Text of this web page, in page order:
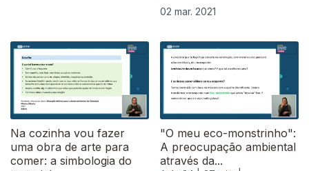
02 mar. 2021
Na cozinha vou fazer
uma obra de arte para
comer: a simbologia do
"O meu eco-monstrinho":
A preocupação ambiental
através da...